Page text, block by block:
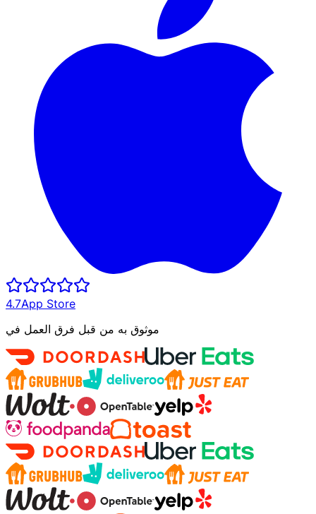
4.7App Store
موثوق به من قبل فرق العمل في